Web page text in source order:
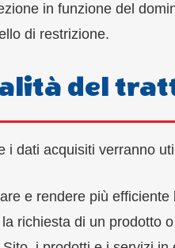
in funzione del
di restrizione.
del
i dati acquisiti verranno
e rendere più
richiesta di un prodotto